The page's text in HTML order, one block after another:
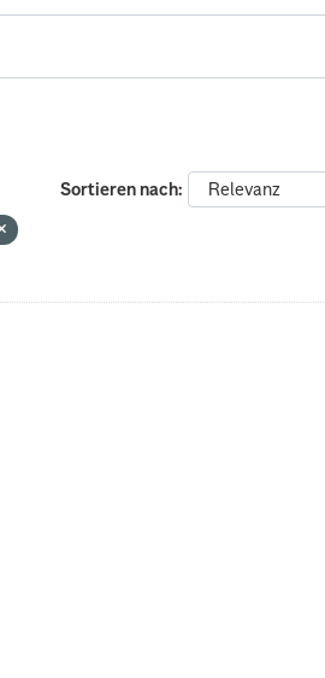
Sortieren nach